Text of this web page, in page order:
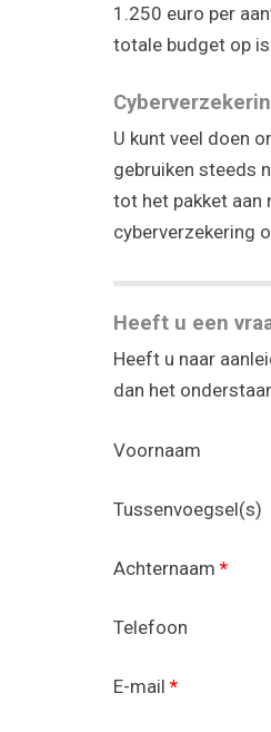
1.250 euro per
totale budget op
U kunt veel doen
gebruiken steeds
tot het pakket aan
cyberverzekering
Heeft u een
Heeft u naar
dan het
Voornaam
Tussenvoegsel(s)
Achternaam *
Telefoon
E-mail *